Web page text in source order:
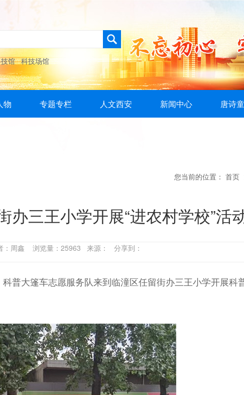
馆 科技场馆
物 专题专栏 人文西安 新闻中心 唐诗
您当前的位置： 首页
三王小学开展“进农村学校”活
周鑫 浏览量：25963 来源： 分享到：
大篷车志愿服务队来到临潼区任留街办三王小学开展科